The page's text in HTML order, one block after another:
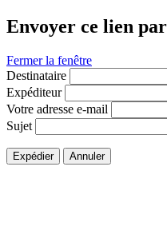
Envoyer ce lien
Fermer la fenêtre
Destinataire
Expéditeur
Votre adresse e-mail
Sujet
Expédier Annuler